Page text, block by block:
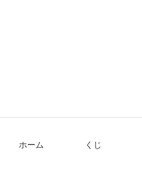
ホーム くじ